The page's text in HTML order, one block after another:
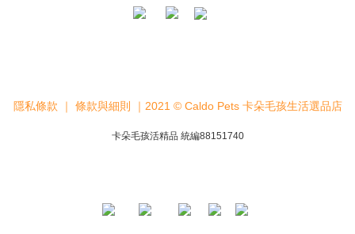
隱私條款 ｜ 條款與細則 ｜2021 © Caldo Pets 卡朵毛孩生活選品店
卡朵毛孩活精品 統編88151740